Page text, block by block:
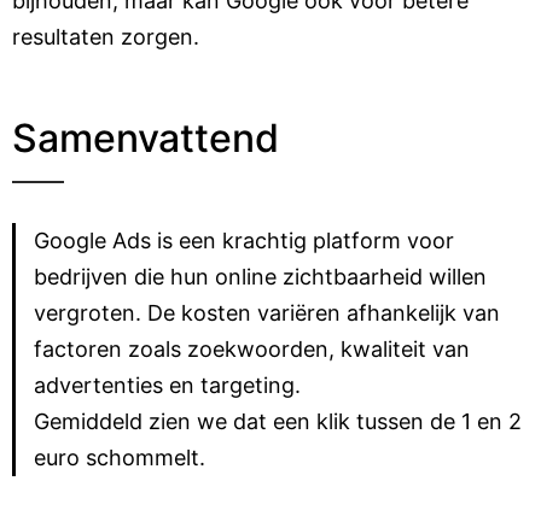
resultaten zorgen.
Samenvattend
Google Ads is een krachtig platform voor
bedrijven die hun online zichtbaarheid willen
vergroten. De kosten variëren afhankelijk van
factoren zoals zoekwoorden, kwaliteit van
advertenties en targeting.
Gemiddeld zien we dat een klik tussen de 1 en 2
euro schommelt.